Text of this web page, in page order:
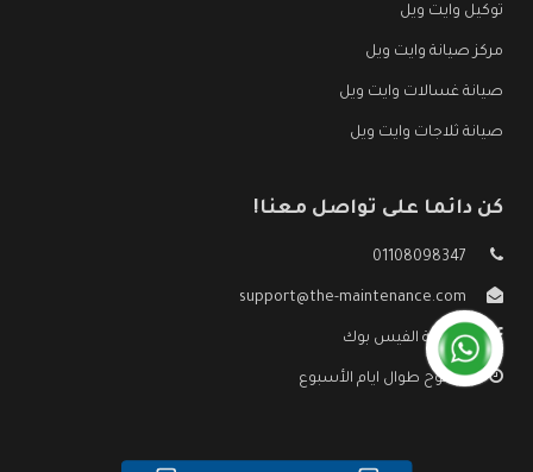
توكيل وايت ويل
مركز صيانة وايت ويل
صيانة غسالات وايت ويل
صيانة ثلاجات وايت ويل
كن دائما على تواصل معنا!
01108098347
support@the-maintenance.com
صفحة الفيس بوك
مفتوح طوال ايام الأسبوع